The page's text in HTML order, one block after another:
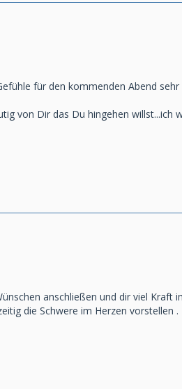
für den kommenden Abend
von Dir das Du hingehen
anschließen und dir viel Kraft
die Schwere im Herzen vorstellen .